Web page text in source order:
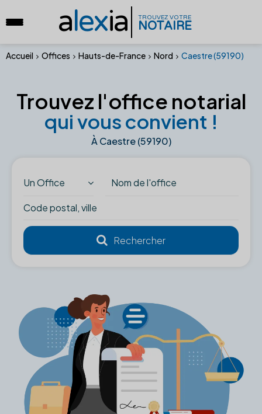
alexia TROUVEZ VOTRE
NOTAIRE
Accueil Offices Hauts-de-France Nord Caestre (59190)
Trouvez l'office notarial
qui vous convient !
À Caestre (59190)
Un Office